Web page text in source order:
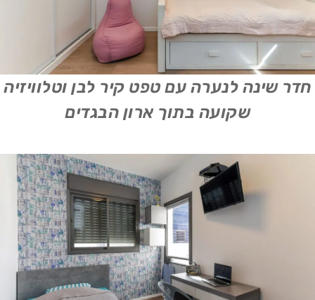
חדר שינה לנערה עם טפט קיר לבן וטלוויזיה
שקועה בתוך ארון הבגדים